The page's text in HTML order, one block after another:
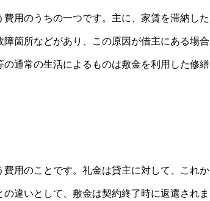
用のうちの一つです。主に、家賃を滞納した
箇所などがあり、この原因が借主にある場合
通常の生活によるものは敷金を利用した修繕
用のことです。礼金は貸主に対して、これか
違いとして、敷金は契約終了時に返還されま